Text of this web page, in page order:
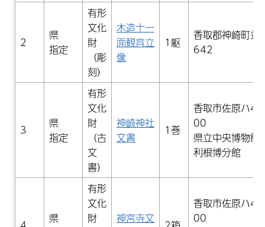
2
県
指定
有形
文化
財
（彫
刻）
木造十一
面観音立
像
1躯
香取郡神崎町並
642
3
県
指定
有形
文化
財
（古
文
書）
神崎神社
文書
1巻
香取市佐原ハ45
00
県立中央博物館
利根博分館
県
有形
文化
財
神宮寺文
香取市佐原ハ45
00